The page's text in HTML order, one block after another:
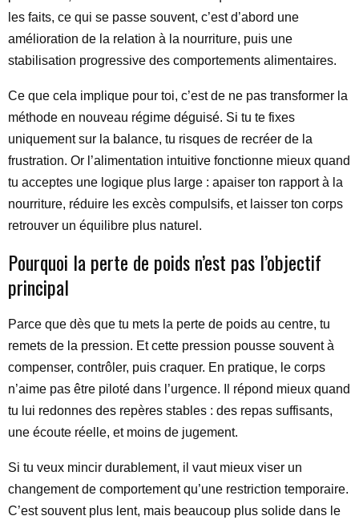
les faits, ce qui se passe souvent, c’est d’abord une
amélioration de la relation à la nourriture, puis une
stabilisation progressive des comportements alimentaires.
Ce que cela implique pour toi, c’est de ne pas transformer la
méthode en nouveau régime déguisé. Si tu te fixes
uniquement sur la balance, tu risques de recréer de la
frustration. Or l’alimentation intuitive fonctionne mieux quand
tu acceptes une logique plus large : apaiser ton rapport à la
nourriture, réduire les excès compulsifs, et laisser ton corps
retrouver un équilibre plus naturel.
Pourquoi la perte de poids n’est pas l’objectif
principal
Parce que dès que tu mets la perte de poids au centre, tu
remets de la pression. Et cette pression pousse souvent à
compenser, contrôler, puis craquer. En pratique, le corps
n’aime pas être piloté dans l’urgence. Il répond mieux quand
tu lui redonnes des repères stables : des repas suffisants,
une écoute réelle, et moins de jugement.
Si tu veux mincir durablement, il vaut mieux viser un
changement de comportement qu’une restriction temporaire.
C’est souvent plus lent, mais beaucoup plus solide dans le